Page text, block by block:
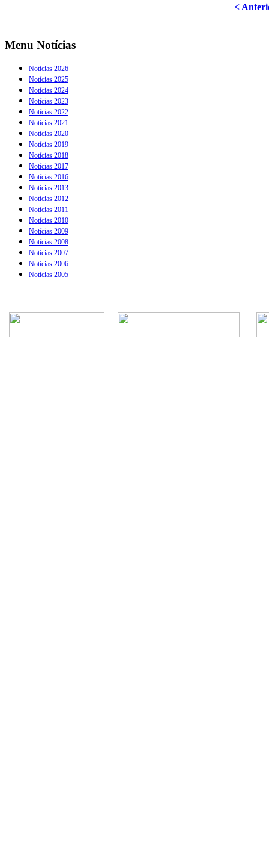
<
Menu Notícias
Notícias 2026
Notícias 2025
Notícias 2024
Notícias 2023
Notícias 2022
Notícias 2021
Notícias 2020
Notícias 2019
Notícias 2018
Notícias 2017
Notícias 2016
Notícias 2013
Notícias 2012
Notícias 2011
Notícias 2010
Notícias 2009
Notícias 2008
Notícias 2007
Notícias 2006
Notícias 2005